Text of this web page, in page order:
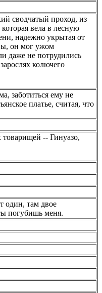
сводчатый проход, из
вела в лесную
надежно укрытая от
он мог ужом
даже не потрудились
колючего
заботиться ему не
платье, считая, что
товарищей -- Гинуазо,
один, там двое
погубишь меня.